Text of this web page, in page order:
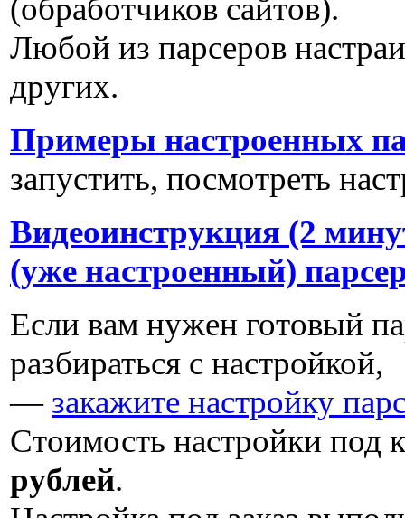
(обработчиков сайтов).
Любой из парсеров
других.
Примеры настроенных
запустить, посмотреть
Видеоинструкция (2
(уже настроенный)
Если вам нужен готовый
разбираться с настройкой,
— закажите настройку
Стоимость настройки под
рублей.